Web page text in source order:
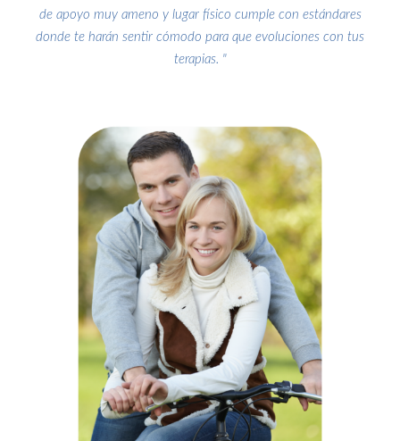
de apoyo muy ameno y lugar físico cumple con estándares
donde te harán sentir cómodo para que evoluciones con tus
terapias. "